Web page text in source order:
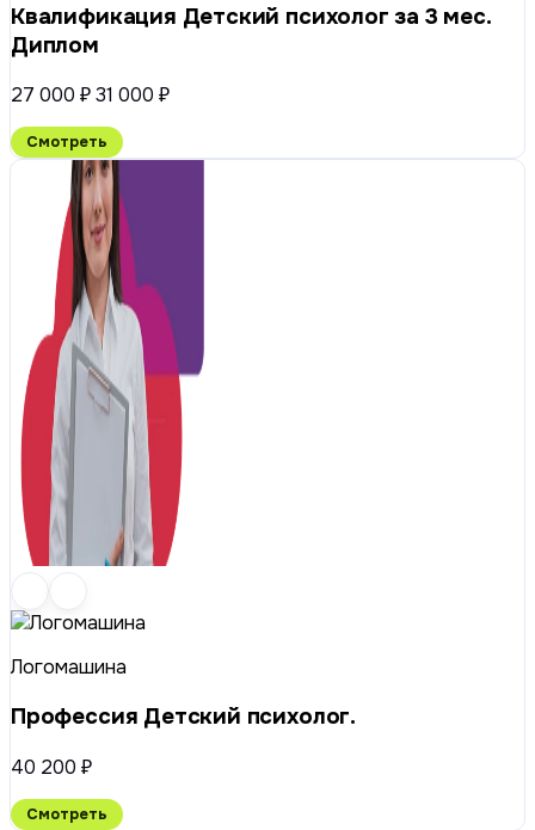
Квалификация Детский психолог за 3 мес.
Диплом
27 000 ₽31 000 ₽
Смотреть
Логомашина
Профессия Детский психолог.
40 200 ₽
Смотреть